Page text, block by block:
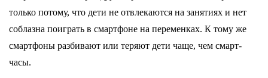
только потому, что дети не отвлекаются на занятиях и нет
соблазна поиграть в смартфоне на переменках. К тому же
смартфоны разбивают или теряют дети чаще, чем смарт-
часы.